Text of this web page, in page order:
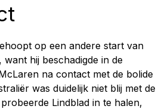
op een andere start van
hij beschadigde in de
na contact met de bolide
was duidelijk niet blij met de
Lindblad in te halen,